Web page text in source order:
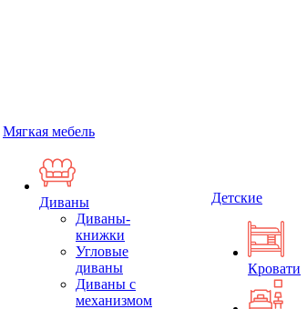
Мягкая мебель
Диваны
Диваны-
книжки
Угловые
диваны
Диваны с
механизмом
Детские
Кровати